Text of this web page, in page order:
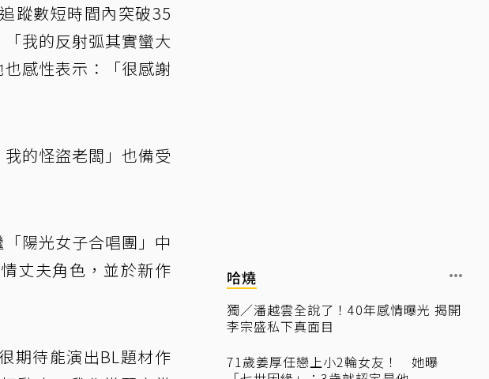
蹤數短時間內突破35
我的反射弧其實蠻大
感性表示：「很感謝
的怪盜老闆」也備受
陽光女子合唱團」中
丈夫角色，並於新作
期待能演出BL題材作
哈燒
獨／潘越雲全說了！40年感情曝光 揭開
李宗盛私下真面目
71歲姜厚任戀上小2輪女友！ 她曝